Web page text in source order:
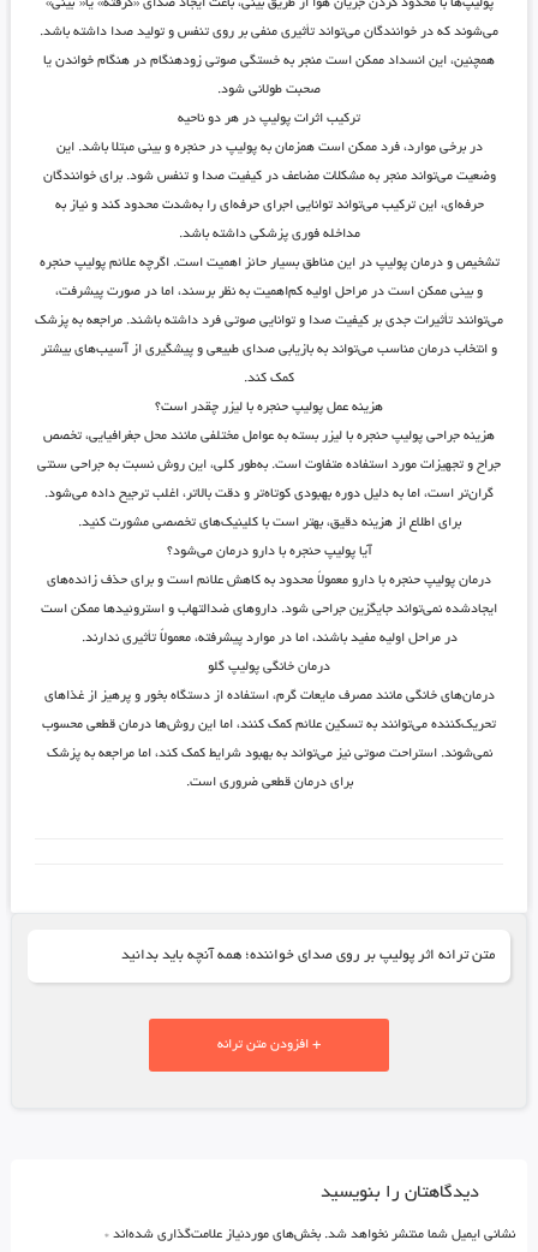
پولیپ‌ها با محدود کردن جریان هوا از طریق بینی، باعث ایجاد صدای «گرفته» یا«”بینی»
می‌شوند که در خوانندگان می‌تواند تأثیری منفی بر روی تنفس و تولید صدا داشته باشد.
همچنین، این انسداد ممکن است منجر به خستگی صوتی زودهنگام در هنگام خواندن یا
صحبت طولانی شود.
ترکیب اثرات پولیپ در هر دو ناحیه
در برخی موارد، فرد ممکن است همزمان به پولیپ در حنجره و بینی مبتلا باشد. این
وضعیت می‌تواند منجر به مشکلات مضاعف در کیفیت صدا و تنفس شود. برای خوانندگان
حرفه‌ای، این ترکیب می‌تواند توانایی اجرای حرفه‌ای را به‌شدت محدود کند و نیاز به
مداخله فوری پزشکی داشته باشد.
تشخیص و درمان پولیپ در این مناطق بسیار حائز اهمیت است. اگرچه علائم پولیپ حنجره
و بینی ممکن است در مراحل اولیه کم‌اهمیت به نظر برسند، اما در صورت پیشرفت،
می‌توانند تأثیرات جدی بر کیفیت صدا و توانایی صوتی فرد داشته باشند. مراجعه به پزشک
و انتخاب درمان مناسب می‌تواند به بازیابی صدای طبیعی و پیشگیری از آسیب‌های بیشتر
کمک کند.
هزینه عمل پولیپ حنجره با لیزر چقدر است؟
هزینه جراحی پولیپ حنجره با لیزر بسته به عوامل مختلفی مانند محل جغرافیایی، تخصص
جراح و تجهیزات مورد استفاده متفاوت است. به‌طور کلی، این روش نسبت به جراحی سنتی
گران‌تر است، اما به دلیل دوره بهبودی کوتاه‌تر و دقت بالاتر، اغلب ترجیح داده می‌شود.
برای اطلاع از هزینه دقیق، بهتر است با کلینیک‌های تخصصی مشورت کنید.
آیا پولیپ حنجره با دارو درمان می‌شود؟
درمان پولیپ حنجره با دارو معمولاً محدود به کاهش علائم است و برای حذف زائده‌های
ایجادشده نمی‌تواند جایگزین جراحی شود. داروهای ضدالتهاب و استروئیدها ممکن است
در مراحل اولیه مفید باشند، اما در موارد پیشرفته، معمولاً تأثیری ندارند.
درمان خانگی پولیپ گلو
درمان‌های خانگی مانند مصرف مایعات گرم، استفاده از دستگاه بخور و پرهیز از غذاهای
تحریک‌کننده می‌توانند به تسکین علائم کمک کنند، اما این روش‌ها درمان قطعی محسوب
نمی‌شوند. استراحت صوتی نیز می‌تواند به بهبود شرایط کمک کند، اما مراجعه به پزشک
برای درمان قطعی ضروری است.
متن ترانه اثر پولیپ بر روی صدای خواننده؛ همه آنچه باید بدانید
+ افزودن متن ترانه
دیدگاهتان را بنویسید
نشانی ایمیل شما منتشر نخواهد شد. بخش‌های موردنیاز علامت‌گذاری شده‌اند *